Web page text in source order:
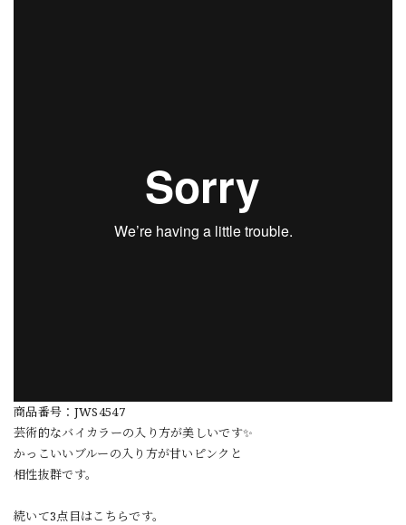
商品番号：JWS4547
芸術的なバイカラーの入り方が美しいです✨
かっこいいブルーの入り方が甘いピンクと
相性抜群です。
続いて3点目はこちらです。